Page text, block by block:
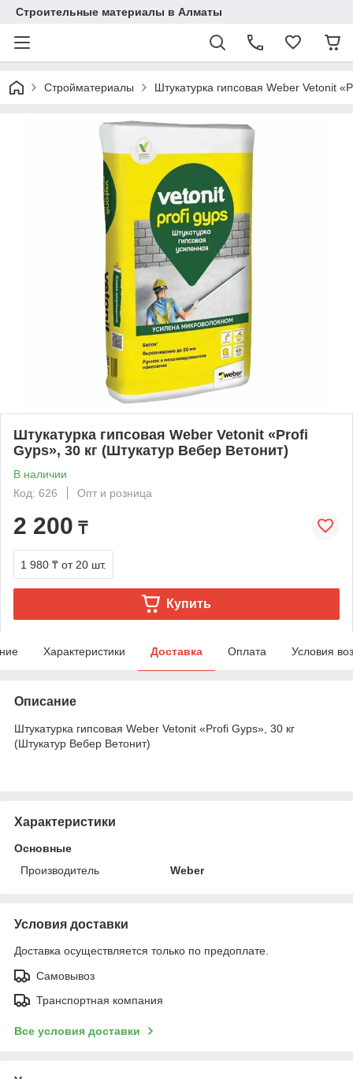
Строительные материалы в Алматы
Стройматериалы Штукатурка гипсовая Weber Vetonit
Штукатурка гипсовая Weber Vetonit «Profi
Gyps», 30 кг (Штукатур Вебер Ветонит)
В наличии
Код: 626
Опт и розница
2 200 ₸
1 980 ₸ от 20 шт.
Купить
Характеристики Доставка Оплата Условия
Описание
Штукатурка гипсовая Weber Vetonit «Profi Gyps», 30 кг
(Штукатур Вебер Ветонит)
Характеристики
Основные
Производитель
Weber
Условия доставки
Доставка осуществляется только по предоплате.
Самовывоз
Транспортная компания
Все условия доставки